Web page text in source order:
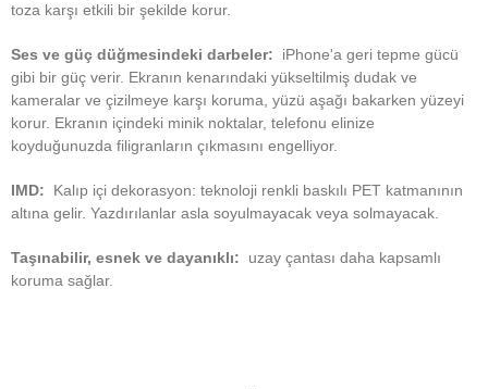
toza karşı etkili bir şekilde korur.
Ses ve güç düğmesindeki darbeler:
iPhone'a geri tepme gücü
gibi bir güç verir. Ekranın kenarındaki yükseltilmiş dudak ve
kameralar ve çizilmeye karşı koruma, yüzü aşağı bakarken yüzeyi
korur. Ekranın içindeki minik noktalar, telefonu elinize
koyduğunuzda filigranların çıkmasını engelliyor.
IMD:
Kalıp içi dekorasyon: teknoloji renkli baskılı PET katmanının
altına gelir. Yazdırılanlar asla soyulmayacak veya solmayacak.
Taşınabilir, esnek ve dayanıklı:
uzay çantası daha kapsamlı
koruma sağlar.